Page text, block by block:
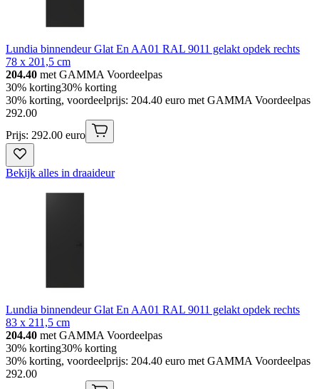
Lundia binnendeur Glat En AA01 RAL 9011 gelakt opdek rechts
78 x 201,5 cm
204.40 met GAMMA Voordeelpas
30% korting30% korting
30% korting, voordeelprijs: 204.40 euro met GAMMA Voordeelpas
292.00
Prijs: 292.00 euro
Bekijk alles in draaideur
Lundia binnendeur Glat En AA01 RAL 9011 gelakt opdek rechts
83 x 211,5 cm
204.40 met GAMMA Voordeelpas
30% korting30% korting
30% korting, voordeelprijs: 204.40 euro met GAMMA Voordeelpas
292.00